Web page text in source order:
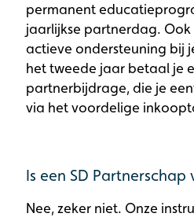
permanent
jaarlijkse partnerdag. Ook
actieve ondersteuning bij
het tweede jaar betaal je
partnerbijdrage, die je
via het voordelige
Is een SD Partnerschap
Nee, zeker niet. Onze